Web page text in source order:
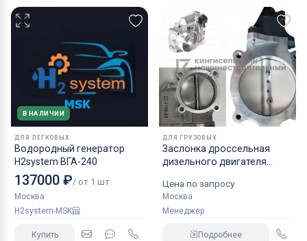
В НАЛИЧИИ
ДЛЯ ЛЕГКОВЫХ
Водородный генератор
H2system ВГА-240
137000 ₽/ от 1 шт.
Москва
H2system-MSK
Купить
ДЛЯ ГРУЗОВЫХ
Заслонка дроссельная
дизельного двигателя
Цена по запросу
Москва
Менеджер
Подробнее